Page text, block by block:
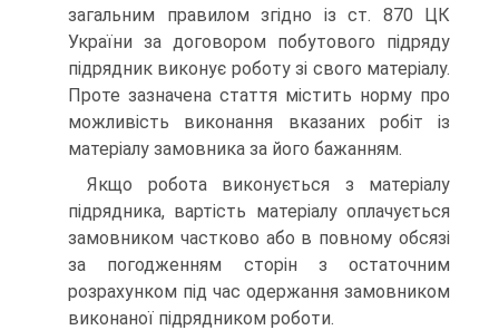
загальним правилом згідно із ст. 870 ЦК
України за договором побутового підря­ду
підрядник виконує роботу зі свого матеріалу.
Проте за­значена стаття містить норму про
можливість виконання вказаних робіт із
матеріалу замовника за його бажанням.
Якщо робота виконується з матеріалу
підрядника, вар­тість матеріалу оплачується
замовником частково або в пов­ному обсязі
за погодженням сторін з остаточним
розрахунком під час одержання замовником
виконаної підрядником робо­ти.